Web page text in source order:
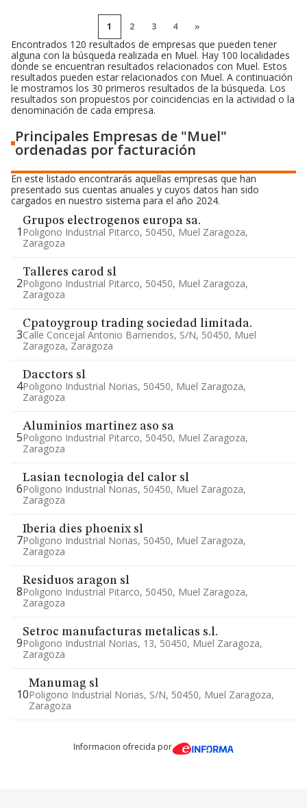
1 2 3 4 »
Encontrados 120 resultados de empresas que pueden tener
alguna con la búsqueda realizada en Muel. Hay 100 localidades
donde se encuentran resultados relacionados con Muel. Estos
resultados pueden estar relacionados con Muel. A continuación
le mostramos los 30 primeros resultados de la búsqueda. Los
resultados son propuestos por coincidencias en la actividad o la
denominación de cada empresa.
Principales Empresas de "Muel"
ordenadas por facturación
En este listado encontrarás aquellas empresas que han
presentado sus cuentas anuales y cuyos datos han sido
cargados en nuestro sistema para el año 2024.
1
Grupos electrogenos europa sa.
Poligono Industrial Pitarco, 50450, Muel Zaragoza,
Zaragoza
2
Talleres carod sl
Poligono Industrial Pitarco, 50450, Muel Zaragoza,
Zaragoza
3
Cpatoygroup trading sociedad limitada.
Calle Concejal Antonio Barriendos, S/n, 50450, Muel
Zaragoza, Zaragoza
4
Dacctors sl
Poligono Industrial Norias, 50450, Muel Zaragoza,
Zaragoza
5
Aluminios martinez aso sa
Poligono Industrial Pitarco, 50450, Muel Zaragoza,
Zaragoza
6
Lasian tecnologia del calor sl
Poligono Industrial Norias, 50450, Muel Zaragoza,
Zaragoza
7
Iberia dies phoenix sl
Poligono Industrial Norias, 50450, Muel Zaragoza,
Zaragoza
8
Residuos aragon sl
Poligono Industrial Pitarco, 50450, Muel Zaragoza,
Zaragoza
9
Setroc manufacturas metalicas s.l.
Poligono Industrial Norias, 13, 50450, Muel Zaragoza,
Zaragoza
10
Manumag sl
Poligono Industrial Norias, S/n, 50450, Muel Zaragoza,
Zaragoza
Informacion ofrecida por